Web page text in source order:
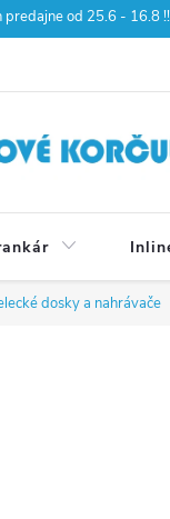
predajne od 25.6 -
dosky a nahrávače